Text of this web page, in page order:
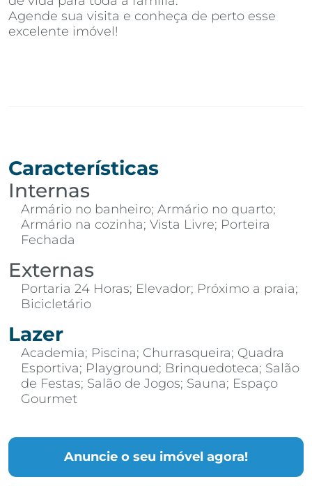
Agende sua visita e conheça de perto esse
excelente imóvel!
Anuncie o seu imóvel agora!
Características
Internas
Armário no banheiro; Armário no quarto;
Armário na cozinha; Vista Livre; Porteira
Fechada
Externas
Portaria 24 Horas; Elevador; Próximo a praia;
Bicicletário
Lazer
Academia; Piscina; Churrasqueira; Quadra
Esportiva; Playground; Brinquedoteca; Salão
de Festas; Salão de Jogos; Sauna; Espaço
Gourmet